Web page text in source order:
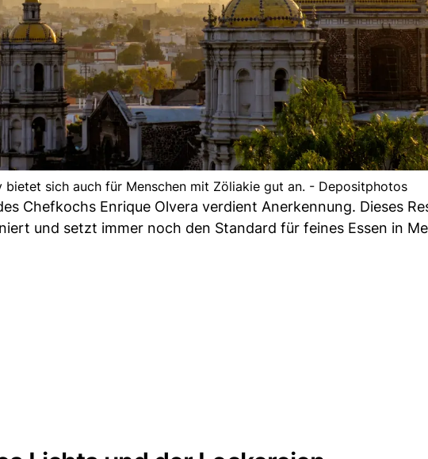
bietet sich auch für Menschen mit Zöliakie gut an. - Depositphotos
Chefkochs Enrique Olvera verdient Anerkennung. Dieses
und setzt immer noch den Standard für feines Essen in